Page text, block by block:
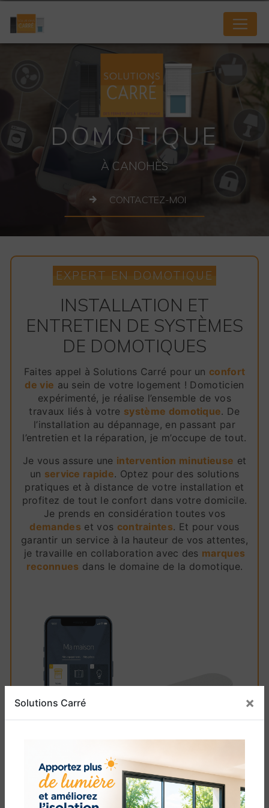
Solutions Carré ×
DOMOTIQUE
À CANOHÈS
CONTACTEZ-MOI
EXPERT EN DOMOTIQUE
INSTALLATION ET
ENTRETIEN DE SYSTÈMES
DE DOMOTIQUES
Faites appel à Solutions Carré pour un confort
de vie au sein de votre logement ! Domoticien
expérimenté, je réalise l’ensemble de vos
travaux liés à votre système domotique. De
l’installation au dépannage, en passant par
l’entretien et la réparation, je m’occupe de tout.
Je vous assure une intervention minutieuse et
un service rapide. Optez pour des solutions
pratiques et à distance de votre installation et
profitez de tout le confort dans votre domicile.
Je prends en considération toutes vos
demandes et vos contraintes. Et pour vous
garantir un service à la hauteur de vos attentes,
je travaille en collaboration avec des marques
reconnues dans le domaine de la domotique.